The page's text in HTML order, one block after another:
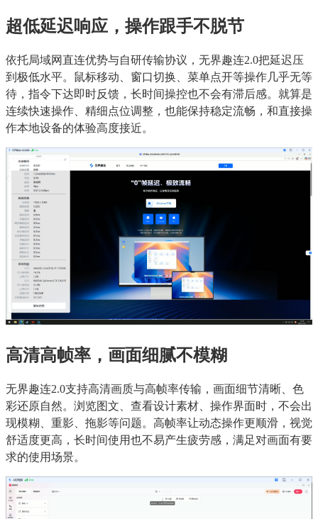
超低延迟响应，操作跟手不脱节
依托局域网直连优势与自研传输协议，无界趣连2.0把延迟压
到极低水平。鼠标移动、窗口切换、菜单点开等操作几乎无等
待，指令下达即时反馈，长时间操控也不会有滞后感。就算是
连续快速操作、精细点位调整，也能保持稳定流畅，和直接操
作本地设备的体验高度接近。
高清高帧率，画面细腻不模糊
无界趣连2.0支持高清画质与高帧率传输，画面细节清晰、色
彩还原自然。浏览图文、查看设计素材、操作界面时，不会出
现模糊、重影、拖影等问题。高帧率让动态操作更顺滑，视觉
舒适度更高，长时间使用也不易产生疲劳感，满足对画面有要
求的使用场景。